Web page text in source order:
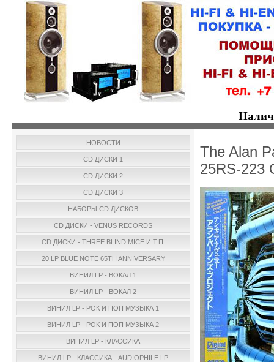
НОВОСТИ
CD ДИСКИ 1
CD ДИСКИ 2
CD ДИСКИ 3
НАБОРЫ CD ДИСКОВ
CD ДИСКИ - VENUS RECORDS
CD ДИСКИ - THREE BLIND MICE И Т.П.
20 LP BLUE NOTE 65TH ANNIVERSARY
ВИНИЛ LP - ВОКАЛ 1
ВИНИЛ LP - ВОКАЛ 2
ВИНИЛ LP - РОК И ПОП МУЗЫКА 1
ВИНИЛ LP - РОК И ПОП МУЗЫКА 2
ВИНИЛ LP - КЛАССИКА
ВИНИЛ LP - КЛАССИКА - AUDIOPHILE LP
The Alan
25RS-223